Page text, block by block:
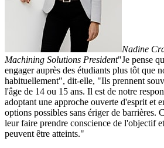
Nadine
Machining Solutions President"Je pense
engager auprès des étudiants plus tôt que
habituellement", dit-elle, "Ils prennent
l'âge de 14 ou 15 ans. Il est de notre
adoptant une approche ouverte d'esprit et
options possibles sans ériger de barrières.
leur faire prendre conscience de l'objectif
peuvent être atteints."